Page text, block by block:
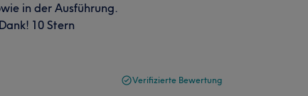
in der Ausführung.
10 Stern
Verifizierte Bewertung